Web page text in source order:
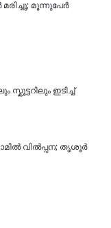
മൂന്നുപേർ
ഇടിച്ച്
വിൽപ്പന; തൃശൂർ